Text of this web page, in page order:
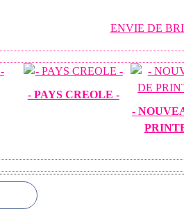
ENVIE DE
- PAYS CREOLE -
-